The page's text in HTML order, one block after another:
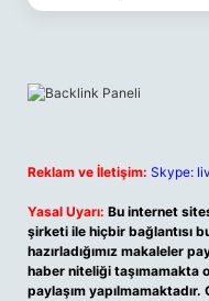
Reklam ve İletişim: Skype:
Yasal Uyarı: Bu internet
şirketi ile hiçbir bağlantısı
hazırladığımız makaleler
haber niteliği taşımamakta
paylaşım